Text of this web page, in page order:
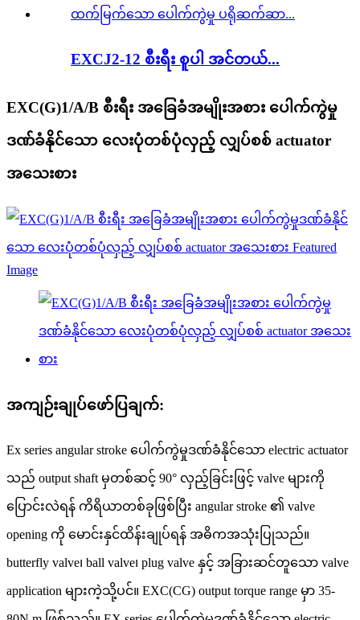
EXCJ2-12 စီးရီး စူပါ အင်တယ်...
EXC(G)1/A/B စီးရီး အခြေခံအမျိုးအစား ပေါက်ကွဲမှု
ဒဏ်ခံနိုင်သော လေးပုံတစ်ပုံလှည့် လျှပ်စစ် actuator
အသေးစား
အကျဉ်းချုပ်ဖော်ပြချက်:
Ex series angular stroke ပေါက်ကွဲမှုဒဏ်ခံနိုင်သော electric actuator
သည် output shaft မှတစ်ဆင့် 90° လှည့်ခြင်းဖြင့် valve များကို
ပြောင်းလဲရန် ကိရိယာတစ်ခုဖြစ်ပြီး angular stroke ၏ valve
opening ကို မောင်းနှင်ထိန်းချုပ်ရန် အဓိကအသုံးပြုသည်။
butterfly valve၊ ball valve၊ plug valve နှင့် အခြားဆင်တူသော valve
application များကဲ့သို့ပင်။ EXC(CG) output torque range မှာ 35-